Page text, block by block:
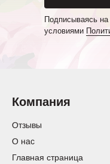
Подписываясь
условиями
Компания
О нас
Главная страница
Отзывы